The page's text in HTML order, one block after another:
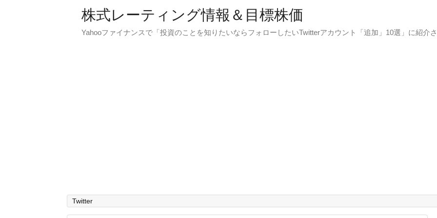
株式レーティング情報＆目標株価
Yahooファイナンスで「投資のことを知りたいならフォローしたいTwitterアカウント「追加」10選」に紹介
Twitter